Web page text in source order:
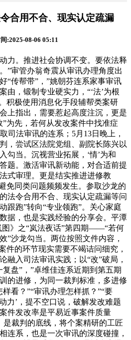
合用不合、现实认定疏漏
:2025-08-06 05:11
。推进社会协调不变。要依法释
”审管办翁奇震从审讯办理角度出
“传帮带”，”姚朝芬连系家事审讯
由，锻制专业硬实力，“‘法’为根
积极使用消息化手段辅帮类案研
上指出，需要惹起高度注沉，更是
为先，若何从发改案件中找准症
司法审讯的连系；5月13日晚上，
，尝试区法院党组、副院长陈兴以
勾当。沉视营业拓展，‘情’为和
题。激活审讯新动能，对合适前提
式审理。更是结实推进进修教
免同类问题频频发生。参取沙龙的
法令合用不合、现实认定疏漏等问
跟跑”转向“专业领跑”。关心家庭
据，也是实践经验的分享会。平潭
图》之“岚法夜话”第四期——“若何
”沙龙勾当。两位按照文件内容，
件的环节现实需要不竭诘问细究，
融入司法审讯实践；以“改”破局，
盘”，”卓维佳连系近期到第五期
的进修，为同一裁判标准，多进修
样看？”“审讯办理怎样抓？”“要
力’，提不空口说，破解发改难题
件发改率是平易近事案件质量
是裁判的底线，将个案精研的工匠
连系，也是一次审讯的深度碰撞，